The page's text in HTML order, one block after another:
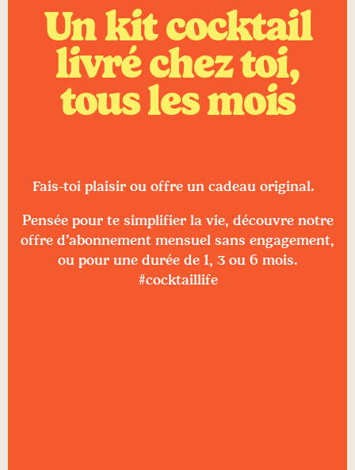
Un kit cocktail
livré chez toi,
tous les mois
Fais-toi plaisir ou offre un cadeau original.
Pensée pour te simplifier la vie, découvre notre
offre d’abonnement mensuel sans engagement,
ou pour une durée de 1, 3 ou 6 mois.
#cocktaillife